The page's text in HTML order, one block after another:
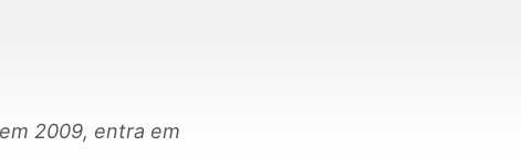
2009, entra em